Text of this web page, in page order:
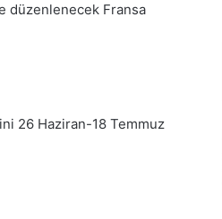
düzenlenecek Fransa
26 Haziran-18 Temmuz